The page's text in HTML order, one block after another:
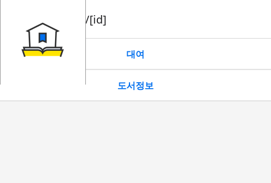
book/rent/[id]
대여
도서정보